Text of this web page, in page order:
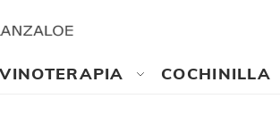
VINOTERAPIA COCHINILLA